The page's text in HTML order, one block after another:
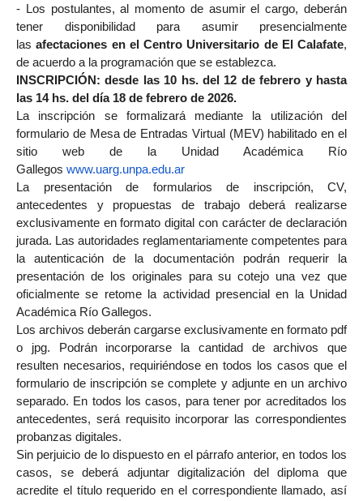
- Los postulantes, al momento de asumir el cargo, deberán
tener disponibilidad para asumir presencialmente
lasafectaciones en el Centro Universitario de El Calafate,
de acuerdo a la programación que se establezca.
INSCRIPCIÓN: desde las 10 hs. del 12 de febrero y hasta
las 14 hs. del día 18 de febrero de 2026.
La inscripción se formalizará mediante la utilización del
formulario de Mesa de Entradas Virtual (MEV) habilitado en el
sitio web de la Unidad Académica Río
Gallegos www.uarg.unpa.edu.ar
La presentación de formularios de inscripción, CV,
antecedentes y propuestas de trabajo deberá realizarse
exclusivamente en formato digital con carácter de declaración
jurada. Las autoridades reglamentariamente competentes para
la autenticación de la documentación podrán requerir la
presentación de los originales para su cotejo una vez que
oficialmente se retome la actividad presencial en la Unidad
Académica Río Gallegos.
Los archivos deberán cargarse exclusivamente en formato pdf
o jpg. Podrán incorporarse la cantidad de archivos que
resulten necesarios, requiriéndose en todos los casos que el
formulario de inscripción se complete y adjunte en un archivo
separado. En todos los casos, para tener por acreditados los
antecedentes, será requisito incorporar las correspondientes
probanzas digitales.
Sin perjuicio de lo dispuesto en el párrafo anterior, en todos los
casos, se deberá adjuntar digitalización del diploma que
acredite el título requerido en el correspondiente llamado, así